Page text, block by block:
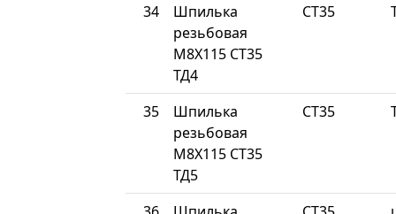
34
Шпилька
резьбовая
М8Х115 СТ35
ТД4
СТ35
35
Шпилька
резьбовая
М8Х115 СТ35
ТД5
СТ35